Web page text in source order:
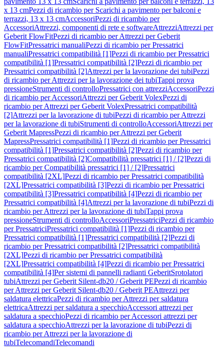
x 13 cmPezzi di ricambio per Scarichi a pavimento per balconi e
terrazzi, 13 x 13 cmAccessoriPezzi di ricambio per
AccessoriAttrezzi, componenti di rete e softwareAttrezziAttrezzi per
Geberit FlowFitPezzi di ricambio per Attrezzi per Geberit
FlowFitPressatrici manualiPezzi di ricambio per Pressatrici
manualiPressatrici compatibilità [1]Pezzi di ricambio per Pressatrici
compatibilità [1]Pressatrici compatibilità [2]Pezzi di ricambio per
Pressatrici compatibilità [2]Attrezzi per la lavorazione dei tubiPezzi
di ricambio per Attrezzi per la lavorazione dei tubiTappi prova
pressioneStrumenti di controlloPressatrici con attrezziAccessoriPezzi
di ricambio per AccessoriAttrezzi per Geberit VolexPezzi di
ricambio per Attrezzi per Geberit VolexPressatrici compatibilità
[2]Attrezzi per la lavorazione di tubiPezzi di ricambio per Attrezzi
per la lavorazione di tubiStrumenti di controlloAccessoriAttrezzi per
Geberit MapressPezzi di ricambio per Attrezzi per Geberit
MapressPressatrici compatibilità [1]Pezzi di ricambio per Pressatrici
compatibilità [1]Pressatrici compatibilità [2]Pezzi di ricambio per
Pressatrici compatibilità [2]Compatibilità pressatrici [1] / [2]Pezzi di
ricambio per Compatibilità pressatrici [1] / [2]Pressatrici
compatibilità [2XL]Pezzi di ricambio per Pressatrici compatibilità
[2XL]Pressatrici compatibilità [3]Pezzi di ricambio per Pressatrici
compatibilità [3]Pressatrici compatibilità [4]Pezzi di ricambio per
Pressatrici compatibilità [4]Attrezzi per la lavorazione di tubiPezzi di
ricambio per Attrezzi per la lavorazione di tubiTappi prova
pressioneStrumenti di controlloAccessoriPressatriciPezzi di ricambio
per PressatriciPressatrici compatibilità [1]Pezzi di ricambio per
Pressatrici compatibilità [1]Pressatrici compatibilità [2]Pezzi di
ricambio per Pressatrici compatibilità [2]Pressatrici compatibilità
[2XL]Pezzi di ricambio per Pressatrici compatibilità
[2XL]Pressatrici compatibilità [4]Pezzi di ricambio per Pressatrici
compatibilità [4]Per sistemi di pannelli radianti GeberitSrotolatori
tubiAttrezzi per Geberit Silent-db20 / Geberit PEPezzi di ricambio
per Attrezzi per Geberit Silent-db20 / Geberit PEAttrezzi per
saldatura elettricaPezzi di ricambio per Attrezzi per saldatura
elettricaAttrezzi per saldatura a specchioAccessori attrezzi per
saldatura a specchioPezzi di ricambio per Accessori attrezzi per
saldatura a specchioAttrezzi per la lavorazione di tubiPezzi di
ricambio per Attrezzi per la lavorazione di
tubiTelecomandiTelecomandi